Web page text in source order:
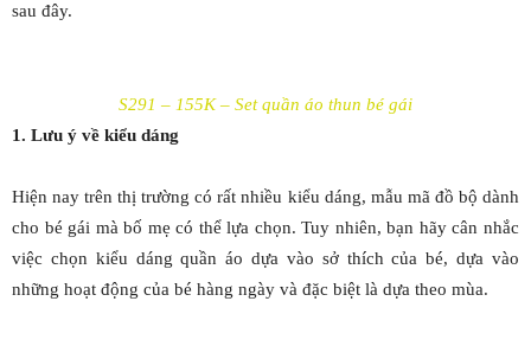
sau đây.
S291 – 155K – Set quần áo thun bé gái
1. Lưu ý về kiểu dáng
Hiện nay trên thị trường có rất nhiều kiểu dáng, mẫu mã đồ bộ dành
cho bé gái mà bố mẹ có thể lựa chọn. Tuy nhiên, bạn hãy cân nhắc
việc chọn kiểu dáng quần áo dựa vào sở thích của bé, dựa vào
những hoạt động của bé hàng ngày và đặc biệt là dựa theo mùa.